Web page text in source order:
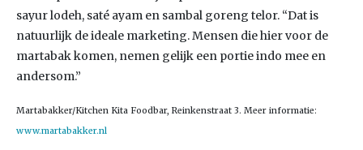
sayur lodeh, saté ayam en sambal goreng telor. “Dat is
natuurlijk de ideale marketing. Mensen die hier voor de
martabak komen, nemen gelijk een portie indo mee en
andersom.”
Martabakker/Kitchen Kita Foodbar, Reinkenstraat 3. Meer informatie:
www.martabakker.nl